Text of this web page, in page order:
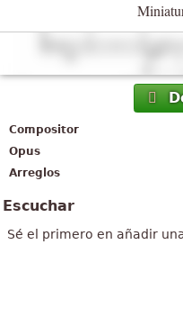
Compositor
Opus
Arreglos
Escuchar
Sé el primero en añadir